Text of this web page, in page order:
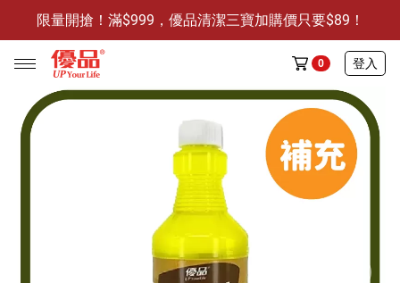
限量開搶！滿$999，優品清潔三寶加購價只要$89！
防霉清潔好幫手-任3件贈保濕抗菌洗手乳
限量開搶！滿$999，優品清潔三寶加購價只要$89！
0 登入
🔥任選1件折9元-新老客戶感恩回饋